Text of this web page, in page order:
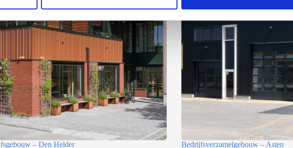
– Den Helder
Bedrijfsverzamelgebouw – Asten